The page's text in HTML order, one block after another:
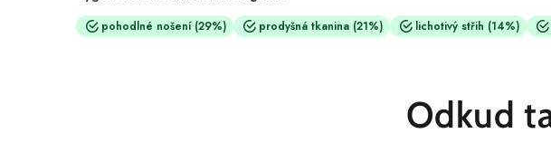
pohodlné nošení (29%) prodyšná tkanina (21%) lichotivý střih (14%)
Zdůrazňuje, že si oděv zachovává svůj stav a texturu i
Odráží vnímání zákazníka, že cena je opodstatněná
Odkud